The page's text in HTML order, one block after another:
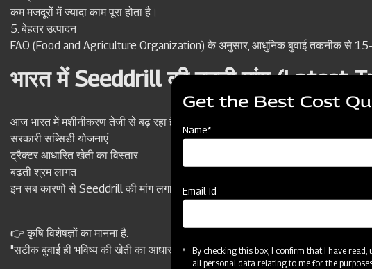
कम मजदूरों में ज्यादा काम पूरा होता है।
5. बेहतर उत्पादन
FAO (Food and Agriculture Organization) के अनुसार, आधुनिक बुवाई तकनीक से
भारत में Seeddrill की बढ़ती मांग (Latest
आज भारत में मशीनीकरण तेजी से बढ़ रहा है। खासकर छोटे और मध्यम किसान अब तकनीक
सरकारी सब्सिडी योजनाएं
ट्रैक्टर आधारित खेती का विस्तार
बढ़ती श्रम लागत
इन सब कारणों से Seeddrill की मांग लगातार बढ़ रही है।
👉 कृषि विशेषज्ञों का मानना है:
"सटीक बुवाई ही भविष्य की खेती का आधार है।"
Get the Best Cost
Name*
Email Id
By checking this box, I confirm that I have
all personal data relating to me for the